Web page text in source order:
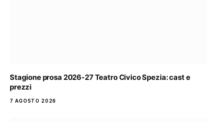
Stagione prosa 2026-27 Teatro Civico Spezia: cast e
prezzi
7 AGOSTO 2026